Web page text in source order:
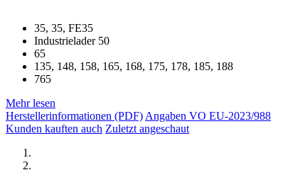
35, 35, FE35
Industrielader 50
65
135, 148, 158, 165, 168, 175, 178, 185, 188
765
Mehr lesen
Herstellerinformationen (PDF) Angaben VO EU-2023/988
Kunden kauften auch Zuletzt angeschaut